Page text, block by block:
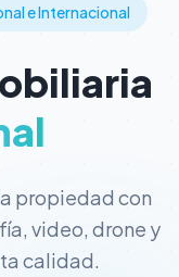
e Internacional
propiedad con
video, drone y
calidad.